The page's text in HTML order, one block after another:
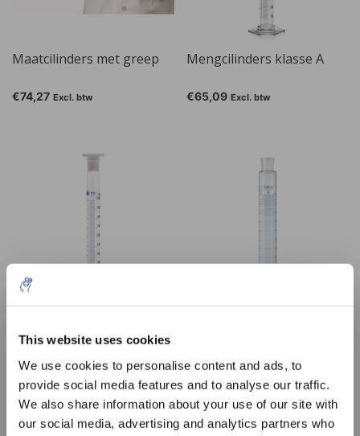
This website uses cookies
We use cookies to personalise content and ads, to
provide social media features and to analyse our traffic.
We also share information about your use of our site with
our social media, advertising and analytics partners who
Maatcilinders met greep
€74,27 Excl. btw
Mengcilinders klasse A
€65,09 Excl. btw
€56,08 Excl. btw €57,23 Excl. btw
order
Sign up for our newsletter to stay
informed about our new products, and
receive a 10% discount on your next